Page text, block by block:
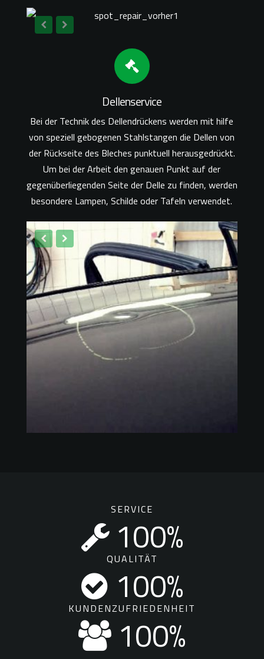
Dellenservice
Bei der Technik des Dellendrückens werden mit hilfe
von speziell gebogenen Stahlstangen die Dellen von
der Rückseite des Bleches punktuell herausgedrückt.
Um bei der Arbeit den genauen Punkt auf der
gegenüberliegenden Seite der Delle zu finden, werden
besondere Lampen, Schilde oder Tafeln verwendet.
SERVICE
100%
QUALITÄT
100%
KUNDENZUFRIEDENHEIT
100%